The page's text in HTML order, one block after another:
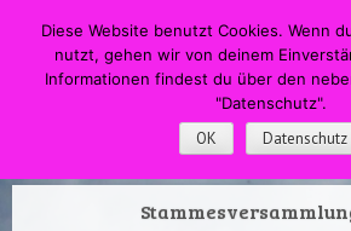
Menü
WECHSELN SIE ZUM INHALT
DPSG
Swapingo
Diese Website benutzt Cookies. Wenn
nutzt, gehen wir von deinem
Informationen findest du über den
"Datenschutz".
OK Datenschutz